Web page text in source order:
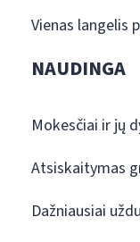
Vienas langelis
NAUDINGA
Mokesčiai ir jų
Atsiskaitymas
Dažniausiai